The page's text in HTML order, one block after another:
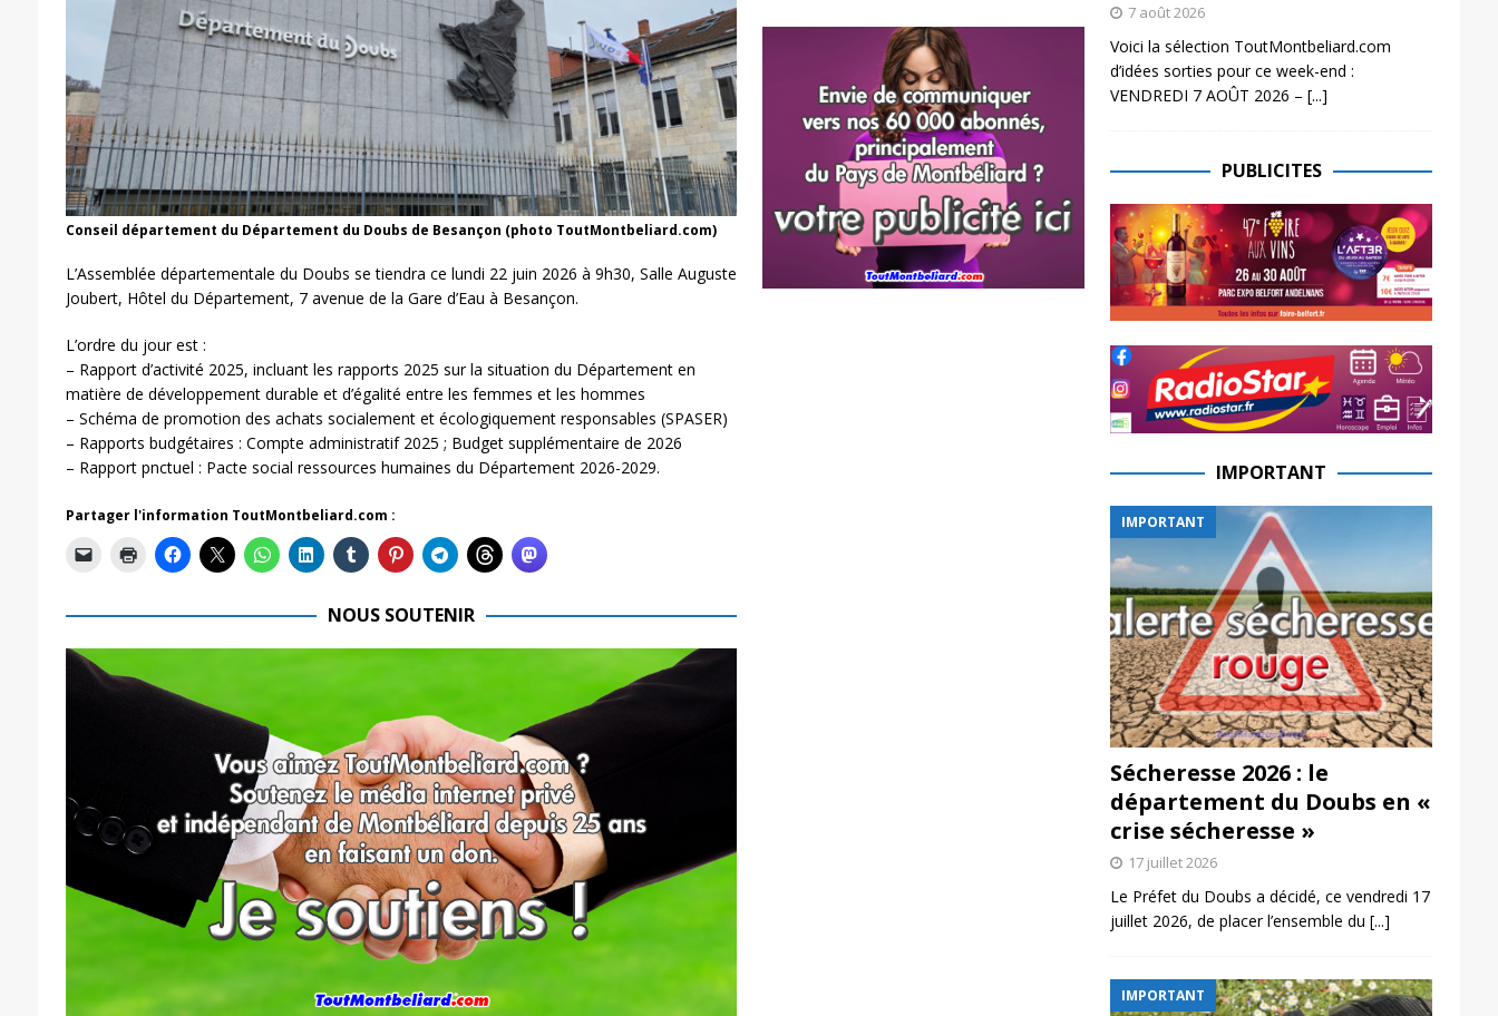
Conseil département du Département du Doubs de Besançon (photo ToutMontbeliard.com)
L’Assemblée départementale du Doubs se tiendra ce lundi 22 juin 2026 à 9h30, Salle Auguste
Joubert, Hôtel du Département, 7 avenue de la Gare d’Eau à Besançon.
L’ordre du jour est :
– Rapport d’activité 2025, incluant les rapports 2025 sur la situation du Département en
matière de développement durable et d’égalité entre les femmes et les hommes
– Schéma de promotion des achats socialement et écologiquement responsables (SPASER)
– Rapports budgétaires : Compte administratif 2025 ; Budget supplémentaire de 2026
– Rapport pnctuel : Pacte social ressources humaines du Département 2026-2029.
Partager l'information ToutMontbeliard.com :
NOUS SOUTENIR
7 août 2026
Voici la sélection ToutMontbeliard.com
d’idées sorties pour ce week-end :
VENDREDI 7 AOÛT 2026 – [...]
PUBLICITES
IMPORTANT
IMPORTANT
Sécheresse 2026 : le
département du Doubs en «
crise sécheresse »
17 juillet 2026
Le Préfet du Doubs a décidé, ce vendredi 17
juillet 2026, de placer l’ensemble du [...]
IMPORTANT